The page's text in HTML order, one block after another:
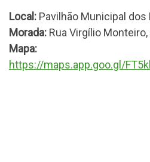
Local: Pavilhão Municipal dos
Morada: Rua Virgílio
Mapa:
https://maps.app.goo.gl/